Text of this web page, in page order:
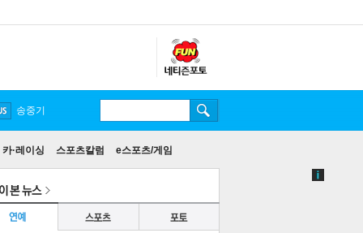
카·레이싱 스포츠칼럼 e스포츠/게임